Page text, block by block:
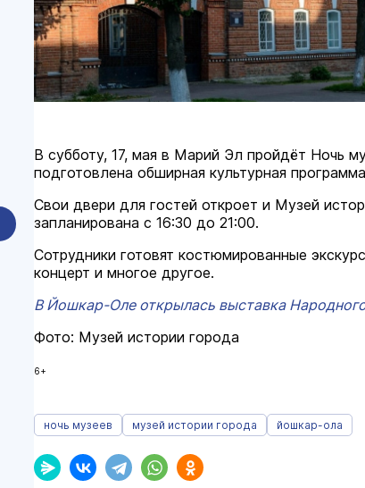
В субботу, 17, мая в Марий Эл пройдёт Ночь
подготовлена обширная культурная
Свои двери для гостей откроет и Музей
запланирована с 16:30 до 21:00.
Сотрудники готовят костюмированные
концерт и многое другое.
В Йошкар-Оле открылась выставка
Фото: Музей истории города
6+
ночь музеев музей истории города йошкар-ола